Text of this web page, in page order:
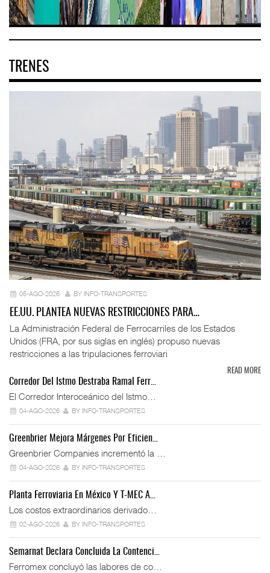
TRENES
05-AGO-2026 BY INFO-TRANSPORTES
EE.UU. PLANTEA NUEVAS RESTRICCIONES PARA…
La Administración Federal de Ferrocarriles de los Estados
Unidos (FRA, por sus siglas en inglés) propuso nuevas
restricciones a las tripulaciones ferroviari
READ MORE
Corredor Del Istmo Destraba Ramal Ferr…
El Corredor Interoceánico del Istmo…
04-AGO-2026 BY INFO-TRANSPORTES
Greenbrier Mejora Márgenes Por Eficien…
Greenbrier Companies incrementó la …
04-AGO-2026 BY INFO-TRANSPORTES
Planta Ferroviaria En México Y T-MEC A…
Los costos extraordinarios derivado…
02-AGO-2026 BY INFO-TRANSPORTES
Semarnat Declara Concluida La Contenci…
Ferromex concluyó las labores de co…